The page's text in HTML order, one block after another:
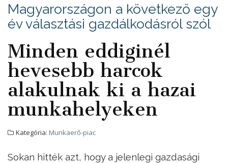
Magyarországon a következő egy
év választási gazdálkodásról szól
Minden eddiginél
hevesebb harcok
alakulnak ki a hazai
munkahelyeken
Kategória: Munkaerő-piac
Sokan hitték azt, hogy a jelenlegi gazdasági